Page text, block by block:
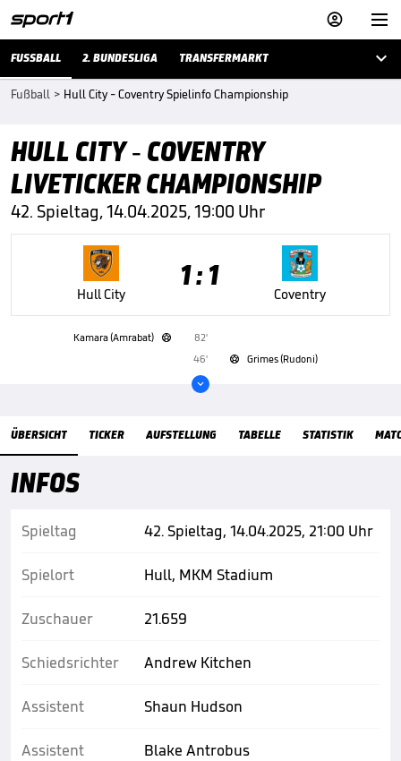


FUSSBALL 2. BUNDESLIGA TRANSFERMARKT 
Fußball > Hull City - Coventry Spielinfo Championship
HULL CITY - COVENTRY
LIVETICKER CHAMPIONSHIP
42. Spieltag, 14.04.2025, 19:00 Uhr
Hull City
1 : 1
Coventry
Kamara (Amrabat) 
82'
46'
 Grimes (Rudoni)

ÜBERSICHT TICKER AUFSTELLUNG TABELLE STATISTIK
INFOS
Spieltag
Spielort
Zuschauer
Schiedsrichter
Assistent
Assistent
42. Spieltag, 14.04.2025, 21:00 Uhr
Hull, MKM Stadium
21.659
Andrew Kitchen
Shaun Hudson
Blake Antrobus